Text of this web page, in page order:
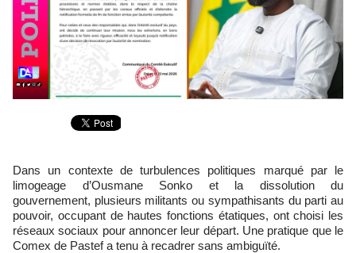
Dans un contexte de turbulences politiques marqué par le
limogeage d’Ousmane Sonko et la dissolution du
gouvernement, plusieurs militants ou sympathisants du parti au
pouvoir, occupant de hautes fonctions étatiques, ont choisi les
réseaux sociaux pour annoncer leur départ. Une pratique que le
Comex de Pastef a tenu à recadrer sans ambiguïté.